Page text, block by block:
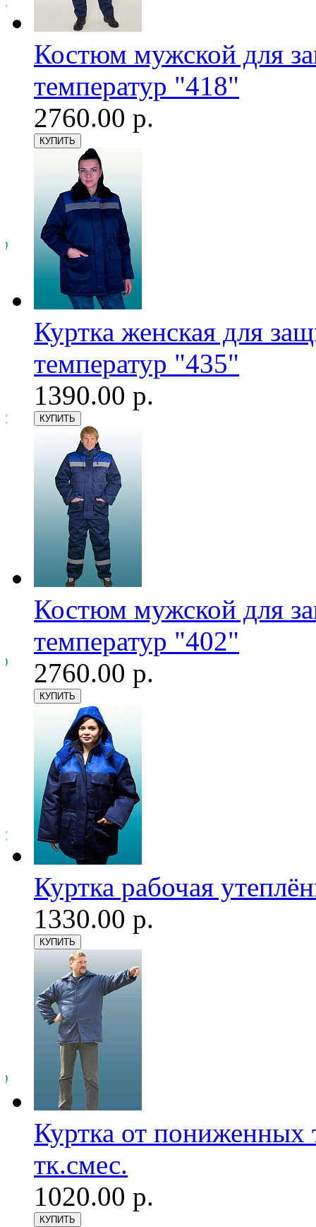
Костюм мужской для
температур "418"
2760.00 р.
Куртка женская для
температур "435"
1390.00 р.
Костюм мужской для
температур "402"
2760.00 р.
Куртка рабочая
1330.00 р.
Куртка от
тк.смес.
1020.00 р.